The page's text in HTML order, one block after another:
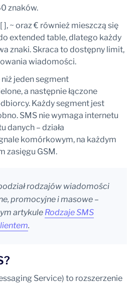
znaków.
], ~ oraz € również mieszczą się
extended table, dlatego każdy
znaki. Skraca to dostępny limit,
wiadomości.
jeden segment
a następnie łączone
Każdy segment jest
SMS nie wymaga internetu
danych – działa
komórkowym, na każdym
zasięgu GSM.
rodzajów wiadomości
promocyjne i masowe –
artykule Rodzaje SMS
.
Service) to rozszerzenie